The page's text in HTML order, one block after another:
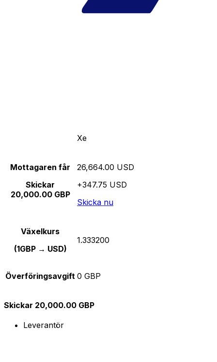
Xe
Mottagaren får
Skickar
20,000.00 GBP
26,664.00 USD
+347.75 USD
Skicka nu
Växelkurs
(1GBP → USD)
1.333200
Överföringsavgift 0 GBP
Skickar 20,000.00 GBP
Leverantör